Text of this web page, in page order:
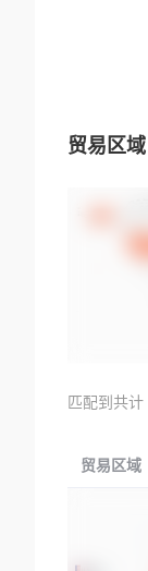
贸易区域
匹配到共计
贸易区域